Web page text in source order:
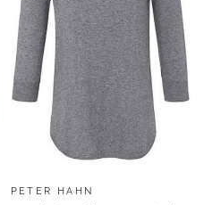
PETER HAHN